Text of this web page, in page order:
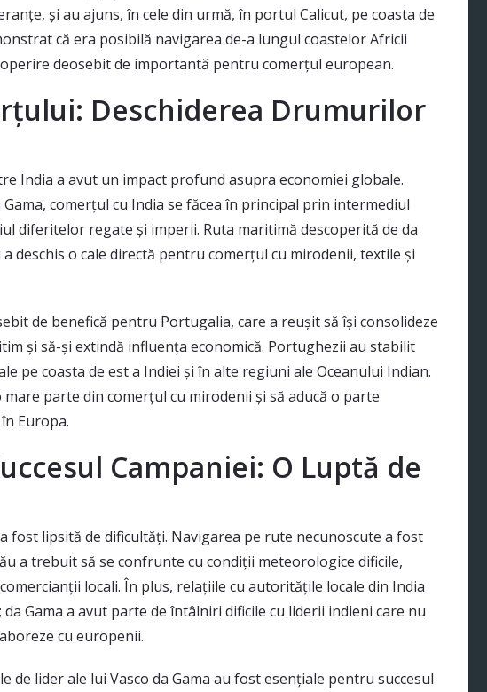
și au ajuns, în cele din urmă, în portul Calicut, pe coasta de
că era posibilă navigarea de-a lungul coastelor Africii
deosebit de importantă pentru comerțul european.
Deschiderea Drumurilor
India a avut un impact profund asupra economiei globale.
comerțul cu India se făcea în principal prin intermediul
diferitelor regate și imperii. Ruta maritimă descoperită de da
deschis o cale directă pentru comerțul cu mirodenii, textile și
de benefică pentru Portugalia, care a reușit să își consolideze
și să-și extindă influența economică. Portughezii au stabilit
pe coasta de est a Indiei și în alte regiuni ale Oceanului Indian.
parte din comerțul cu mirodenii și să aducă o parte
Europa.
Campaniei: O Luptă de
fost lipsită de dificultăți. Navigarea pe rute necunoscute a fost
a trebuit să se confrunte cu condiții meteorologice dificile,
locali. În plus, relațiile cu autoritățile locale din India
Gama a avut parte de întâlniri dificile cu liderii indieni care nu
cu europenii.
de lider ale lui Vasco da Gama au fost esențiale pentru succesul